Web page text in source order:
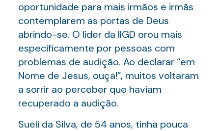
oportunidade para mais irmãos e irmãs
contemplarem as portas de Deus
abrindo-se. O líder da IIGD orou mais
especificamente por pessoas com
problemas de audição. Ao declarar “em
Nome de Jesus, ouça!”, muitos voltaram
a sorrir ao perceber que haviam
recuperado a audição.
Sueli da Silva, de 54 anos, tinha pouca